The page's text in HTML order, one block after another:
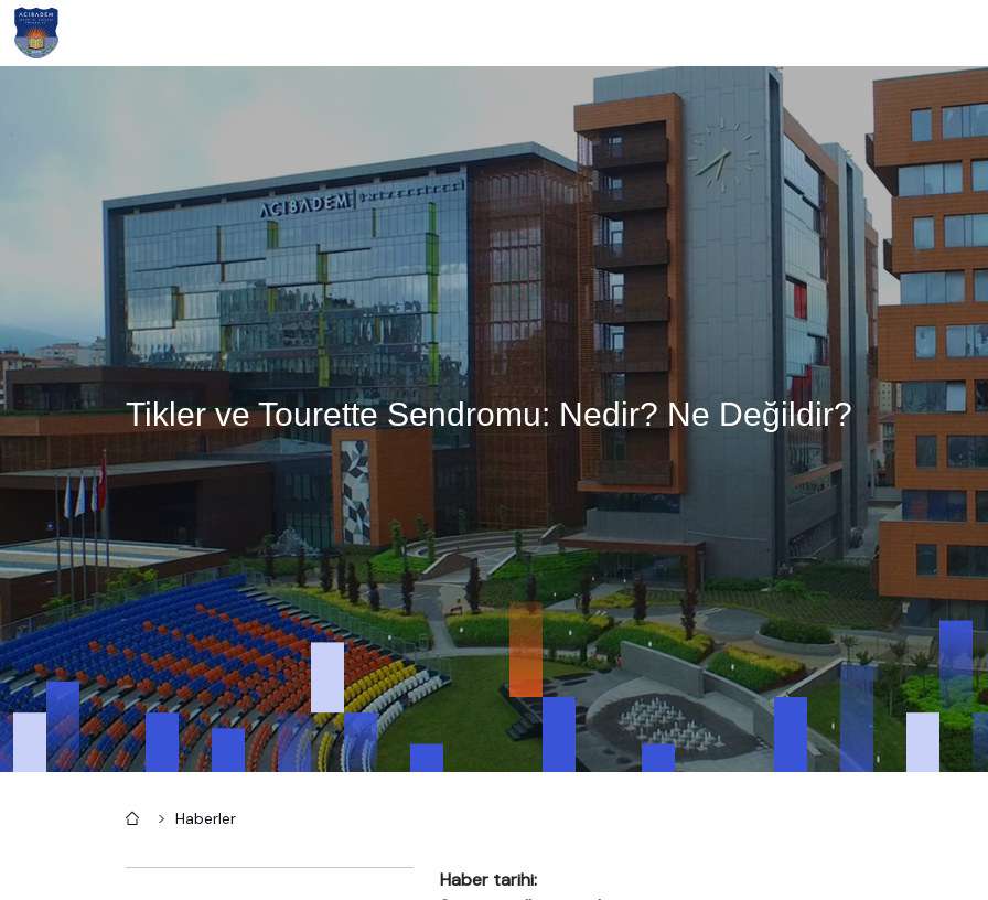
Ana
içeriğe
atla
Tikler ve Tourette Sendromu: Nedir? Ne Değildir?
AnasayfaHaberler
Haber tarihi: